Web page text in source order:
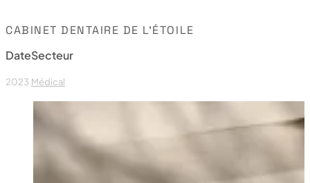
CABINET DENTAIRE DE L’ÉTOILE
Date
2023
Secteur
Médical